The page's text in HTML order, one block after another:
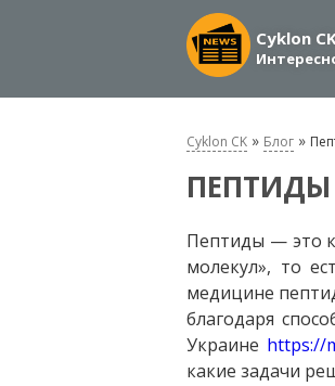
Cyklon
Cyklon CK » Блог »
ПЕПТИДЫ
Пептиды — это
молекул», то
медицине
благодаря
Украине https://
какие задачи